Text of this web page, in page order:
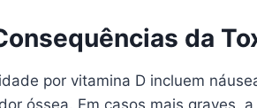
da
por vitamina D incluem
óssea. Em casos mais graves,